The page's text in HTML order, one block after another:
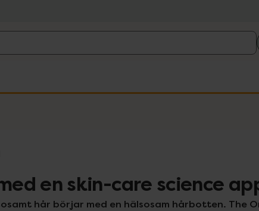
en skin-care science
hår börjar med en hälsosam hårbotten. The